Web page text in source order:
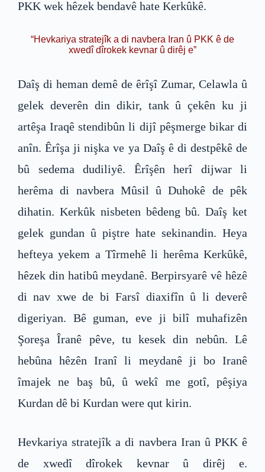
PKK wek hêzek bendavê hate Kerkûkê.
“Hevkariya stratejîk a di navbera Iran û PKK ê de
xwedî dîrokek kevnar û dirêj e”
Daîş di heman demê de êrîşî Zumar, Celawla û
gelek deverên din dikir, tank û çekên ku ji
artêşa Iraqê stendibûn li dijî pêşmerge bikar di
anîn. Êrîşa ji nişka ve ya Daîş ê di destpêkê de
bû sedema dudiliyê. Êrîşên herî dijwar li
herêma di navbera Mûsil û Duhokê de pêk
dihatin. Kerkûk nisbeten bêdeng bû. Daîş ket
gelek gundan û piştre hate sekinandin. Heya
hefteya yekem a Tîrmehê li herêma Kerkûkê,
hêzek din hatibû meydanê. Berpirsyarê vê hêzê
di nav xwe de bi Farsî diaxifîn û li deverê
digeriyan. Bê guman, eve ji bilî muhafizên
Şoreşa Îranê pêve, tu kesek din nebûn. Lê
hebûna hêzên Iranî li meydanê ji bo Iranê
îmajek ne baş bû, û wekî me gotî, pêşiya
Kurdan dê bi Kurdan were qut kirin.
Hevkariya stratejîk a di navbera Iran û PKK ê
de xwedî dîrokek kevnar û dirêj e.